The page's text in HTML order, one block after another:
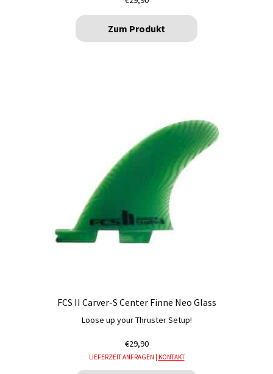
Zum Produkt
FCS II Carver-S Center Finne Neo Glass
Loose up your Thruster Setup!
€29,90
LIEFERZEIT ANFRAGEN | KONTAKT